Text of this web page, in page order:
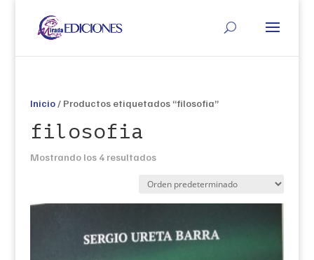
Inicio/ Productos etiquetados “filosofia”
filosofia
Mostrando los 4 resultados